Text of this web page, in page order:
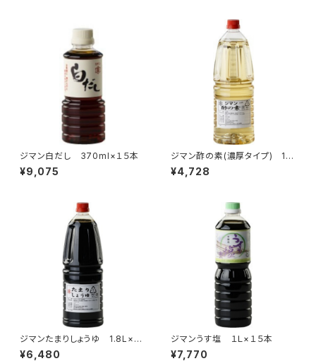
ジマン白だし 370ml×１５本
¥9,075
ジマン酢の素(濃厚タイプ) 1.8
L×６本
¥4,728
ジマンたまりしょうゆ 1.8L×６
本
¥6,480
ジマンうす塩 １Ｌ×１５本
¥7,770